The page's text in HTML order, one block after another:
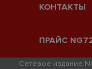
КОНТАКТЫ
ПРАЙС
Сетевое издание